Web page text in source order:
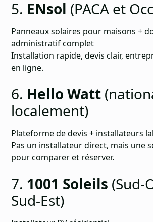
5. ENsol (PACA et
Panneaux solaires pour maisons +
administratif complet
Installation rapide, devis clair,
en ligne.
6. Hello Watt
localement)
Plateforme de devis + installateurs
Pas un installateur direct, mais une
pour comparer et réserver.
7. 1001 Soleils (Sud-
Sud-Est)